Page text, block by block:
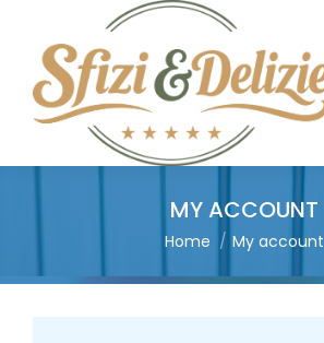
MY ACCOUNT
You are here:
Home My account